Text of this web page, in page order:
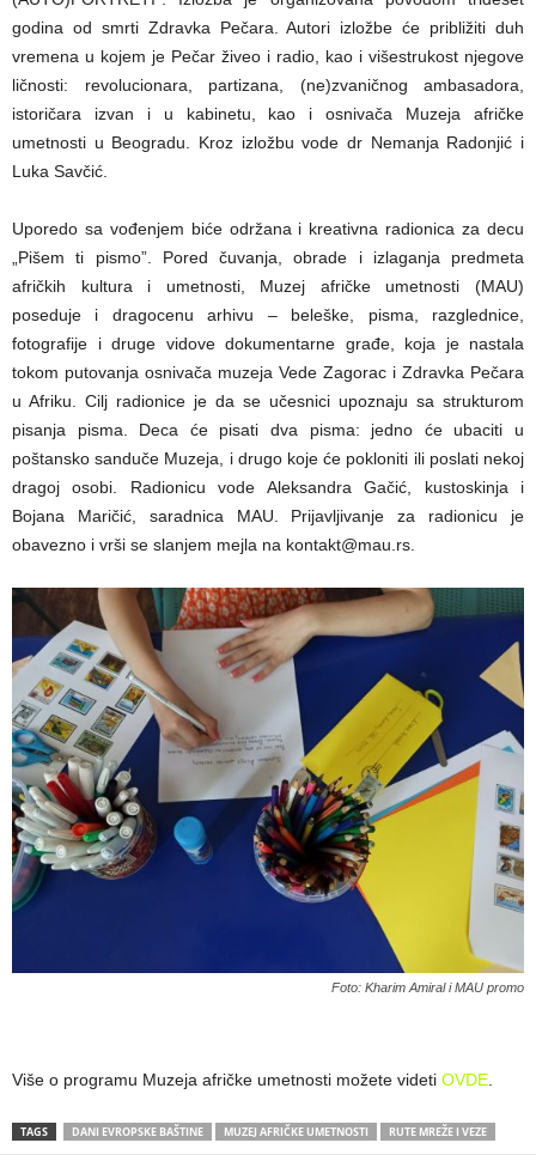
godina od smrti Zdravka Pečara. Autori izložbe će približiti duh
vremena u kojem je Pečar živeo i radio, kao i višestrukost njegove
ličnosti: revolucionara, partizana, (ne)zvaničnog ambasadora,
istoričara izvan i u kabinetu, kao i osnivača Muzeja afričke
umetnosti u Beogradu. Kroz izložbu vode dr Nemanja Radonjić i
Luka Savčić.
Uporedo sa vođenjem biće održana i kreativna radionica za decu
„Pišem ti pismo”. Pored čuvanja, obrade i izlaganja predmeta
afričkih kultura i umetnosti, Muzej afričke umetnosti (MAU)
poseduje i dragocenu arhivu – beleške, pisma, razglednice,
fotografije i druge vidove dokumentarne građe, koja je nastala
tokom putovanja osnivača muzeja Vede Zagorac i Zdravka Pečara
u Afriku. Cilj radionice je da se učesnici upoznaju sa strukturom
pisanja pisma. Deca će pisati dva pisma: jedno će ubaciti u
poštansko sanduče Muzeja, i drugo koje će pokloniti ili poslati nekoj
dragoj osobi. Radionicu vode Aleksandra Gačić, kustoskinja i
Bojana Maričić, saradnica MAU. Prijavljivanje za radionicu je
obavezno i vrši se slanjem mejla na kontakt@mau.rs.
Foto: Kharim Amiral i MAU promo
Više o programu Muzeja afričke umetnosti možete videti OVDE
TAGS DANI EVROPSKE BAŠTINE MUZEJ AFRIČKE UMETNOSTI RUTE MREŽE I VEZE